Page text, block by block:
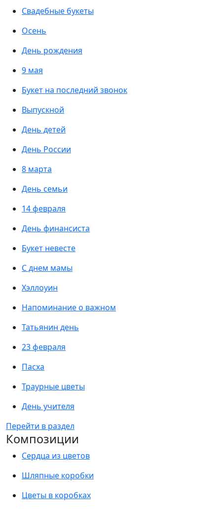
Свадебные букеты
Осень
День рождения
9 мая
Букет на последний звонок
Выпускной
День детей
День России
8 марта
День семьи
14 февраля
День финансиста
Букет невесте
С днем мамы
Хэллоуин
Напоминание о важном
Татьянин день
23 февраля
Пасха
Траурные цветы
День учителя
Перейти в раздел
Композиции
Сердца из цветов
Шляпные коробки
Цветы в коробках